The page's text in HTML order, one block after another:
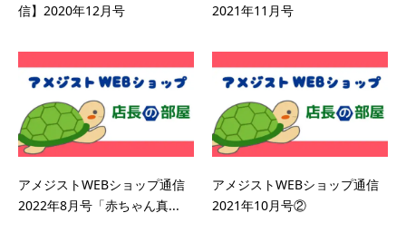
信】2020年12月号
2021年11月号
アメジストWEBショップ通信
2022年8月号「赤ちゃん真...
アメジストWEBショップ通信
2021年10月号②